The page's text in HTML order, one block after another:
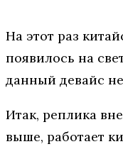
На этот раз
появилось на
данный девайс
Итак, реплика
выше, работает